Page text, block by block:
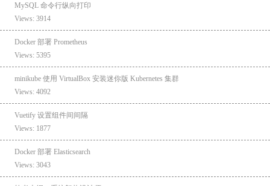
MySQL 命令行纵向打印
Views: 3914
Docker 部署 Prometheus
Views: 5395
minikube 使用 VirtualBox 安装迷你版 Kubernetes 集群
Views: 4092
Vuetify 设置组件间间隔
Views: 1877
Docker 部署 Elasticsearch
Views: 3043